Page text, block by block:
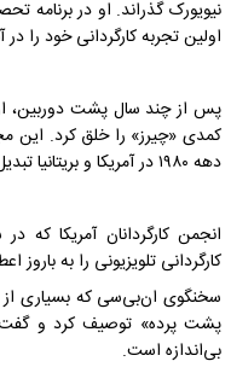
نیویورک گذراند. او در برنامه
اولین تجربه کارگردانی خود را
پس از چند سال پشت دوربین،
کمدی «چیرز» را خلق کرد. این
دهه ۱۹۸۰ در آمریکا و بریتانیا تبدیل شد.
کارگردانی تلویزیونی را به باروز
سخنگوی ان‌بی‌سی که بسیاری از
پشت پرده» توصیف کرد و گفت
بی‌اندازه است.